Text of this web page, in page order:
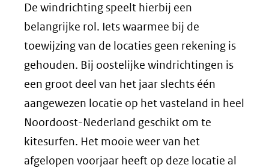
De windrichting speelt hierbij een
belangrijke rol. Iets waarmee bij de
toewijzing van de locaties geen rekening is
gehouden. Bij oostelijke windrichtingen is
een groot deel van het jaar slechts één
aangewezen locatie op het vasteland in heel
Noordoost-Nederland geschikt om te
kitesurfen. Het mooie weer van het
afgelopen voorjaar heeft op deze locatie al